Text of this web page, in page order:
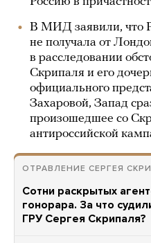
В МИД заявили, что
не получала от
в расследовании
Скрипаля и его
официального
Захаровой, Запад
произошедшее со
антироссийской
ОТРАВЛЕНИЕ СЕРГЕЯ
Сотни раскрытых
гонорара. За что
ГРУ Сергея Скрипаля?